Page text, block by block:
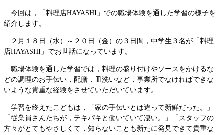
今回は，「料理店HAYASHI」での職場体験を通した学習の様子を
紹介します。
２月１８日（水）～２０日（金）の３日間，中学生３名が「料理
店HAYASHI」でお世話になっています。
職場体験を通した学習では，料理の盛り付けやソースをかけるな
どの調理のお手伝い，配膳，皿洗いなど，事業所でなければできな
いような貴重な経験をさせていただいています。
学習を終えたこどもは，「家の手伝いとは違って新鮮だった。」
「従業員さんたちが，テキパキと働いていて凄い。」「スタッフの
方々がとてもやさしくて，知らないことも新たに発見できて貴重な